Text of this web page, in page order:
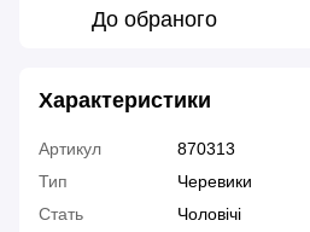
До обраного
Характеристики
Артикул
870313
Тип
Черевики
Стать
Чоловічі